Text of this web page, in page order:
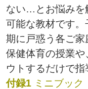
ない…とお悩みを
可能な教材です
期に戸惑う各ご
保健体育の授業
ウトするだけで
付録1 ミニブッ